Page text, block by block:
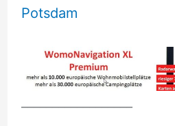
Potsdam